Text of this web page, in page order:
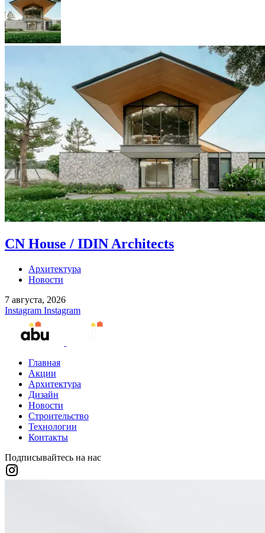
CN House / IDIN Architects
Архитектура
Новости
7 августа, 2026
Instagram Instagram
Главная
Акции
Архитектура
Дизайн
Новости
Строительство
Технологии
Контакты
Подписывайтесь на нас